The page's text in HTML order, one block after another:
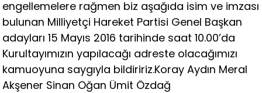
engellemelere rağmen biz aşağıda isim ve imzası
bulunan Milliyetçi Hareket Partisi Genel Başkan
adayları 15 Mayıs 2016 tarihinde saat 10.00’da
Kurultayımızın yapılacağı adreste olacağımızı
kamuoyuna saygıyla bildiririz.Koray Aydın Meral
Akşener Sinan Oğan Ümit Özdağ